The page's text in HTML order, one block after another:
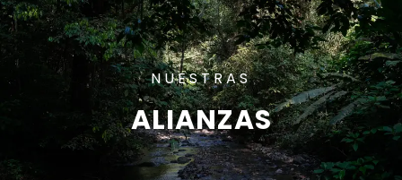
NUESTRAS
ALIANZAS